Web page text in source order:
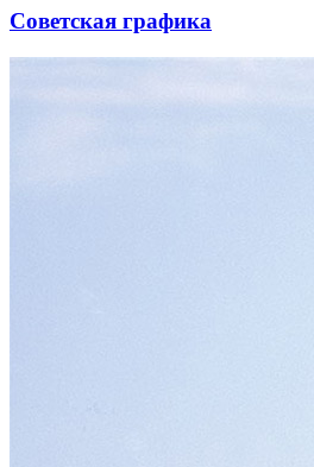
Советская графика